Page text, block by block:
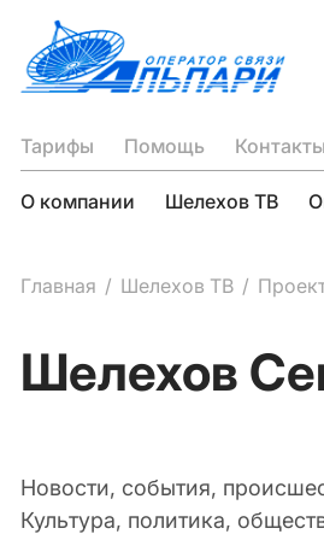
Тарифы
Помощь Контакты
О компании Шелехов ТВ
Главная Шелехов ТВ
Шелехов
Новости, события,
Культура, политика,